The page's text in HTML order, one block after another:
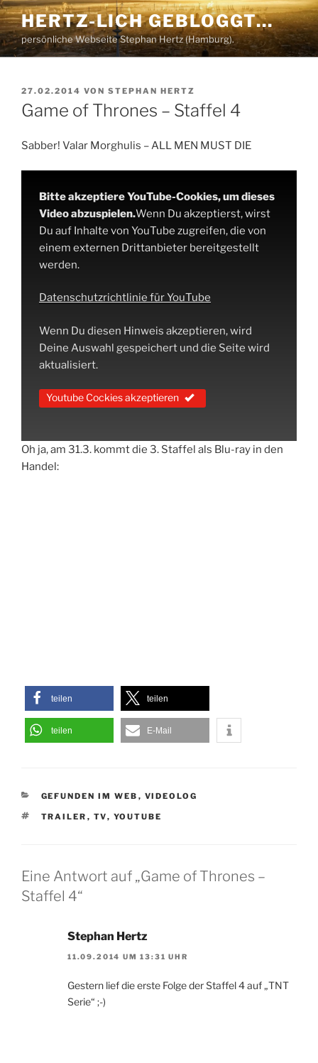
Zum
Inhalt
springen
HERTZ-LICH GEBLOGGT…
persönliche Webseite Stephan Hertz (Hamburg).
VERÖFFENTLICHT
AM
27.02.2014 VON STEPHAN HERTZ
Game of Thrones – Staffel 4
Sabber! Valar Morghulis – ALL MEN MUST DIE
Bitte akzeptiere YouTube-Cookies, um dieses
Video abzuspielen.Wenn Du akzeptierst, wirst
Du auf Inhalte von YouTube zugreifen, die von
einem externen Drittanbieter bereitgestellt
werden.
Datenschutzrichtlinie für YouTube
Wenn Du diesen Hinweis akzeptieren, wird
Deine Auswahl gespeichert und die Seite wird
aktualisiert.
Youtube Cockies akzeptieren
Oh ja, am 31.3. kommt die 3. Staffel als Blu-ray in den
Handel:
teilen teilen
teilen E-Mail
KATEGORIEN
GEFUNDEN IM WEB , VIDEOLOG
SCHLAGWÖRTER
TRAILER , TV, YOUTUBE
Eine Antwort auf „Game of Thrones –
Staffel 4“
Stephan Hertz
11.09.2014 UM 13:31 UHR
Gestern lief die erste Folge der Staffel 4 auf „TNT
Serie“ ;-)